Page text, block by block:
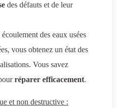
des défauts et de leur
des eaux usées
vous obtenez un état des
Vous savez
réparer efficacement.
et non destructive :